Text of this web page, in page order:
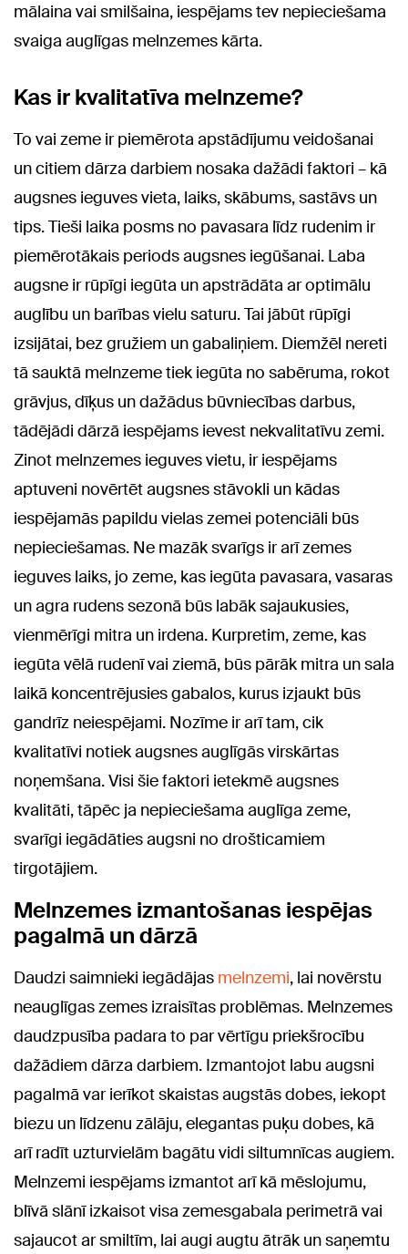
mālaina vai smilšaina, iespējams tev nepieciešama
svaiga auglīgas melnzemes kārta.
Kas ir kvalitatīva melnzeme?
To vai zeme ir piemērota apstādījumu veidošanai
un citiem dārza darbiem nosaka dažādi faktori – kā
augsnes ieguves vieta, laiks, skābums, sastāvs un
tips. Tieši laika posms no pavasara līdz rudenim ir
piemērotākais periods augsnes iegūšanai. Laba
augsne ir rūpīgi iegūta un apstrādāta ar optimālu
auglību un barības vielu saturu. Tai jābūt rūpīgi
izsijātai, bez gružiem un gabaliņiem. Diemžēl nereti
tā sauktā melnzeme tiek iegūta no sabēruma, rokot
grāvjus, dīķus un dažādus būvniecības darbus,
tādējādi dārzā iespējams ievest nekvalitatīvu zemi.
Zinot melnzemes ieguves vietu, ir iespējams
aptuveni novērtēt augsnes stāvokli un kādas
iespējamās papildu vielas zemei potenciāli būs
nepieciešamas. Ne mazāk svarīgs ir arī zemes
ieguves laiks, jo zeme, kas iegūta pavasara, vasaras
un agra rudens sezonā būs labāk sajaukusies,
vienmērīgi mitra un irdena. Kurpretim, zeme, kas
iegūta vēlā rudenī vai ziemā, būs pārāk mitra un sala
laikā koncentrējusies gabalos, kurus izjaukt būs
gandrīz neiespējami. Nozīme ir arī tam, cik
kvalitatīvi notiek augsnes auglīgās virskārtas
noņemšana. Visi šie faktori ietekmē augsnes
kvalitāti, tāpēc ja nepieciešama auglīga zeme,
svarīgi iegādāties augsni no drošticamiem
tirgotājiem.
Melnzemes izmantošanas iespējas
pagalmā un dārzā
Daudzi saimnieki iegādājas melnzemi, lai novērstu
neauglīgas zemes izraisītas problēmas. Melnzemes
daudzpusība padara to par vērtīgu priekšrocību
dažādiem dārza darbiem. Izmantojot labu augsni
pagalmā var ierīkot skaistas augstās dobes, iekopt
biezu un līdzenu zālāju, elegantas puķu dobes, kā
arī radīt uzturvielām bagātu vidi siltumnīcas augiem.
Melnzemi iespējams izmantot arī kā mēslojumu,
blīvā slānī izkaisot visa zemesgabala perimetrā vai
sajaucot ar smiltīm, lai augi augtu ātrāk un saņemtu